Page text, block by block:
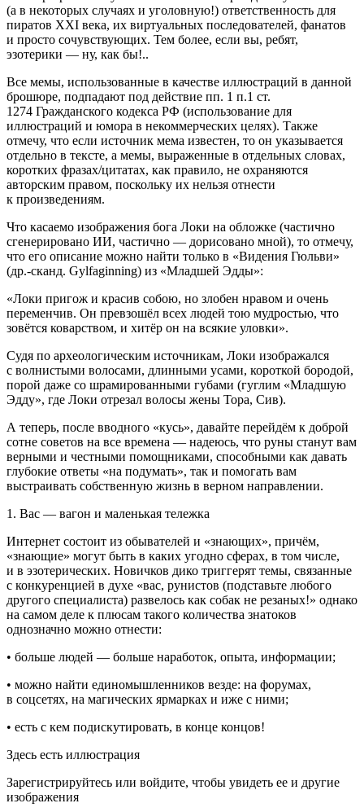
(а в некоторых случаях и уголовную!) ответственность для
пиратов XXI века, их виртуальных последователей, фанатов
и просто сочувствующих. Тем более, если вы, ребят,
эзотерики — ну, как бы!..
Все мемы, использованные в качестве иллюстраций в данной
брошюре, подпадают под действие пп. 1 п.1 ст.
1274 Гражданского кодекса РФ (использование для
иллюстраций и юмора в некоммерческих целях). Также
отмечу, что если источник мема известен, то он указывается
отдельно в тексте, а мемы, выраженные в отдельных словах,
коротких фразах/цитатах, как правило, не охраняются
авторским правом, поскольку их нельзя отнести
к произведениям.
Что касаемо изображения бога Локи на обложке (частично
сгенерировано ИИ, частично — дорисовано мной), то отмечу,
что его описание можно найти только в «Видения Гюльви»
(др.-сканд. Gylfaginning) из «Младшей Эдды»:
«Локи пригож и красив собою, но злобен нравом и очень
переменчив. Он превзошёл всех людей тою мудростью, что
зовётся коварством, и хитёр он на всякие уловки».
Судя по археологическим источникам, Локи изображался
с волнистыми волосами, длинными усами, короткой бородой,
порой даже со шрамированными губами (гуглим «Младшую
Эдду», где Локи отрезал волосы жены Тора, Сив).
А теперь, после вводного «кусь», давайте перейдём к доброй
сотне советов на все времена — надеюсь, что руны станут вам
верными и честными помощниками, способными как давать
глубокие ответы «на подумать», так и помогать вам
выстраивать собственную жизнь в верном направлении.
1. Вас — вагон и маленькая тележка
Интернет состоит из обывателей и «знающих», причём,
«знающие» могут быть в каких угодно сферах, в том числе,
и в эзотерических. Новичков дико триггерят темы, связанные
с конкуренцией в духе «вас, рунистов (подставьте любого
другого специалиста) развелось как собак не резаных!» однако
на самом деле к плюсам такого количества знатоков
однозначно можно отнести:
• больше людей — больше наработок, опыта, информации;
• можно найти единомышленников везде: на форумах,
в соцсетях, на магических ярмарках и иже с ними;
• есть с кем подискутировать, в конце концов!
Здесь есть иллюстрация
Зарегистрируйтесь или войдите, чтобы увидеть ее и другие
изображения